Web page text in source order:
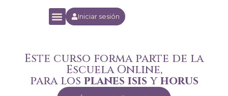
Iniciar sesión
Este curso forma parte de la
Escuela Online,
para los planes isisyhorus